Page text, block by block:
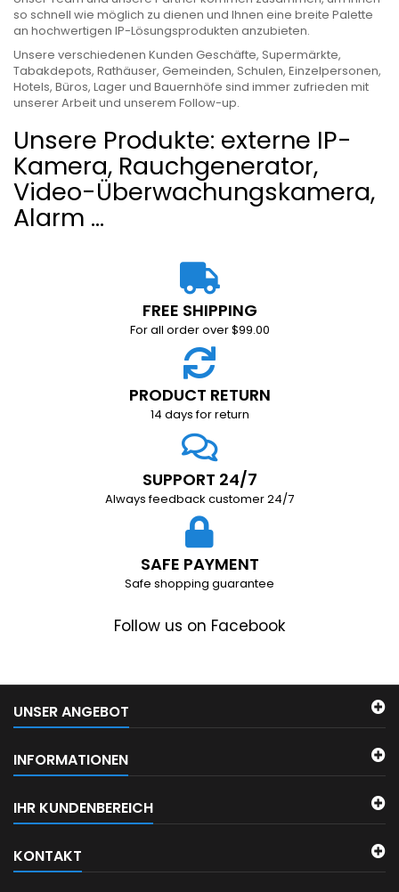
so schnell wie möglich zu dienen und Ihnen eine breite Palette
an hochwertigen IP-Lösungsprodukten anzubieten.
Unsere verschiedenen Kunden Geschäfte, Supermärkte,
Tabakdepots, Rathäuser, Gemeinden, Schulen, Einzelpersonen,
Hotels, Büros, Lager und Bauernhöfe sind immer zufrieden mit
unserer Arbeit und unserem Follow-up.
Unsere Produkte: externe IP-
Kamera, Rauchgenerator,
Video-Überwachungskamera,
Alarm ...
FREE SHIPPING
For all order over $99.00
PRODUCT RETURN
14 days for return
SUPPORT 24/7
Always feedback customer 24/7
SAFE PAYMENT
Safe shopping guarantee
Follow us on Facebook
UNSER ANGEBOT
INFORMATIONEN
IHR KUNDENBEREICH
KONTAKT